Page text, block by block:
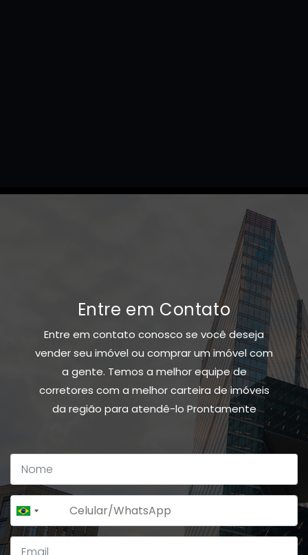
Entre em Contato
Entre em contato conosco se você deseja
vender seu imóvel ou comprar um imóvel com
a gente. Temos a melhor equipe de
corretores com a melhor carteira de imóveis
da região para atendê-lo Prontamente
Brazil
+55